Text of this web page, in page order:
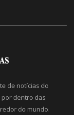
de notícias do
por dentro das
do mundo.